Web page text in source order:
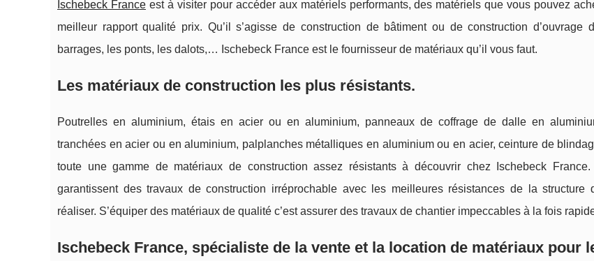
Ischebeck Franceest à visiter pour accéder aux matériels performants, des matériels que vous pouvez
meilleur rapport qualité prix. Qu’il s’agisse de construction de bâtiment ou de construction d’ouvrage
barrages, les ponts, les dalots,… Ischebeck France est le fournisseur de matériaux qu’il vous faut.
Les matériaux de construction les plus résistants.
Poutrelles en aluminium, étais en acier ou en aluminium, panneaux de coffrage de dalle en
tranchées en acier ou en aluminium, palplanches métalliques en aluminium ou en acier, ceinture de
toute une gamme de matériaux de construction assez résistants à découvrir chez Ischebeck
garantissent des travaux de construction irréprochable avec les meilleures résistances de la structure
réaliser. S’équiper des matériaux de qualité c’est assurer des travaux de chantier impeccables à la fois
Ischebeck France, spécialiste de la vente et la location de matériaux pour